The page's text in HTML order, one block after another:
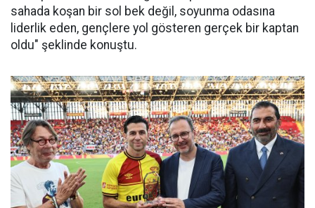
sahada koşan bir sol bek değil, soyunma odasına
liderlik eden, gençlere yol gösteren gerçek bir kaptan
oldu" şeklinde konuştu.